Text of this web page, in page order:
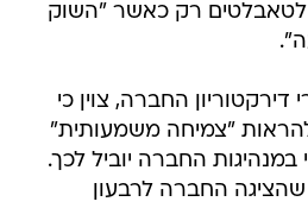
רק כאשר "השוק
החברה, צוין כי
"צמיחה משמעותית"
במנהיגות החברה יוביל לכך.
החברה לרבעון